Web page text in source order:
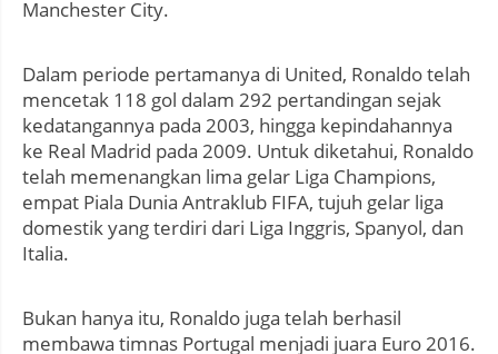
Manchester City.
Dalam periode pertamanya di United, Ronaldo telah
mencetak 118 gol dalam 292 pertandingan sejak
kedatangannya pada 2003, hingga kepindahannya
ke Real Madrid pada 2009. Untuk diketahui, Ronaldo
telah memenangkan lima gelar Liga Champions,
empat Piala Dunia Antraklub FIFA, tujuh gelar liga
domestik yang terdiri dari Liga Inggris, Spanyol, dan
Italia.
Bukan hanya itu, Ronaldo juga telah berhasil
membawa timnas Portugal menjadi juara Euro 2016.